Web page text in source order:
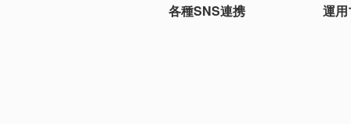
運用マニュアル 独自